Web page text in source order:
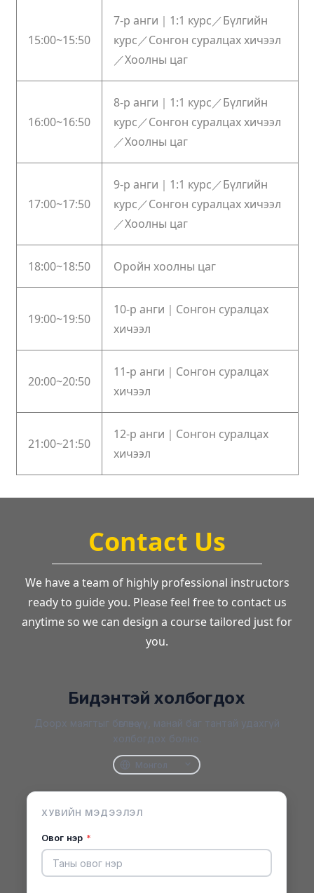
15:00~15:50
7-р анги｜1:1 курс／Бүлгийн
курс／Сонгон суралцах хичээл
／Хоолны цаг
16:00~16:50
8-р анги｜1:1 курс／Бүлгийн
курс／Сонгон суралцах хичээл
／Хоолны цаг
17:00~17:50
9-р анги｜1:1 курс／Бүлгийн
курс／Сонгон суралцах хичээл
／Хоолны цаг
18:00~18:50 Оройн хоолны цаг
19:00~19:50
10-р анги｜Сонгон суралцах
хичээл
20:00~20:50
11-р анги｜Сонгон суралцах
хичээл
21:00~21:50
12-р анги｜Сонгон суралцах
хичээл
Contact Us
We have a team of highly professional instructors
ready to guide you. Please feel free to contact us
anytime so we can design a course tailored just for
you.